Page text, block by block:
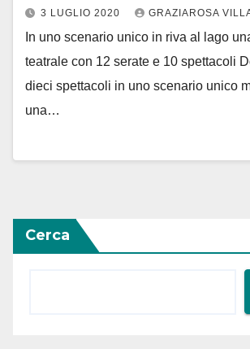
3 LUGLIO 2020 GRAZIAROSA
In uno scenario unico in riva al lago
teatrale con 12 serate e 10 spettacoli
dieci spettacoli in uno scenario unico
una…
Cerca